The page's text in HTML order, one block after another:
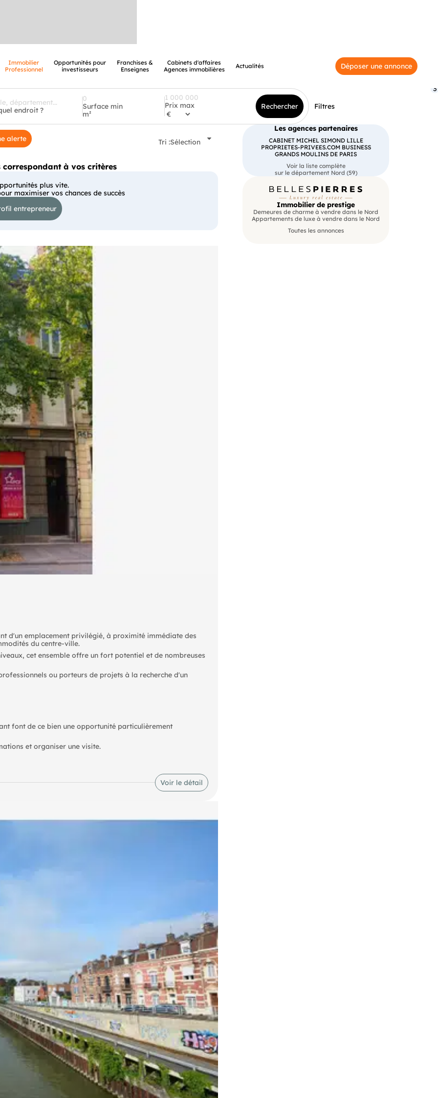
Immobilier
Professionnel
Opportunités pour
investisseurs
Franchises &
Enseignes
Cabinets d'affaires
Agences immobilières
Actualités Déposer une annonce
endroit ?
Surface min
m²
Prix max Rechercher Filtres
3
alerte Tri :Sélection
à vos critères
plus vite.
maximiser vos chances de succès
entrepreneur
d'un emplacement privilégié, à proximité immédiate des
du centre-ville.
cet ensemble offre un fort potentiel et de nombreuses
ou porteurs de projets à la recherche d'un
font de ce bien une opportunité particulièrement
et organiser une visite.
Voir le détail
Les agences partenaires
CABINET MICHEL SIMOND LILLE
PROPRIETES-PRIVEES.COM BUSINESS
GRANDS MOULINS DE PARIS
Voir la liste complète
sur le département Nord (59)
Immobilier de prestige
Demeures de charme à vendre dans le Nord
Appartements de luxe à vendre dans le Nord
Toutes les annonces